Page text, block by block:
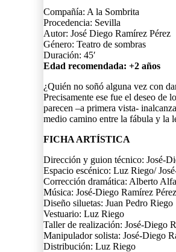
Compañía: A la Sombrita
Procedencia: Sevilla
Autor: José Diego Ramírez Pérez
Género: Teatro de sombras
Duración: 45′
Edad recomendada: +2 años
¿Quién no soñó alguna vez con
Precisamente ese fue el deseo de
parecen –a primera vista-
medio camino entre la fábula y la
FICHA ARTÍSTICA
Dirección y guion técnico: José-
Espacio escénico: Luz Riego/
Corrección dramática: Alberto
Música: José-Diego Ramírez Pérez
Diseño siluetas: Juan Pedro Riego
Vestuario: Luz Riego
Taller de realización: José-Diego
Manipulador solista: José-Diego
Distribución: Luz Riego